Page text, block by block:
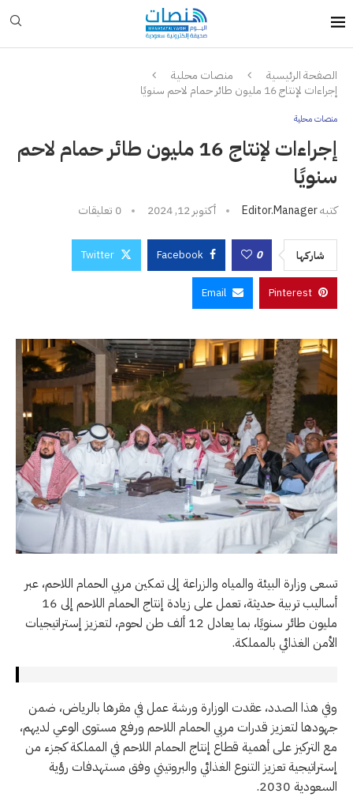
الصفحة الرئيسية
منصات محلية
إجراءات لإنتاج 16 مليون طائر حمام لاحم سنويًا
منصات محلية
إجراءات لإنتاج 16 مليون طائر حمام لاحم
سنويًا
كتبهEditor.manager أكتوبر 12, 2024 0 تعليقات
شاركها 0
Facebook
Twitter
Pinterest
Email
تسعى وزارة البيئة والمياه والزراعة إلى تمكين مربي الحمام اللاحم، عبر
أساليب تربية حديثة، تعمل على زيادة إنتاج الحمام اللاحم إلى 16
مليون طائر سنويًا، بما يعادل 12 ألف طن لحوم، لتعزيز إستراتيجيات
الأمن الغذائي بالمملكة.
وفي هذا الصدد، عقدت الوزارة ورشة عمل في مقرها بالرياض، ضمن
جهودها لتعزيز قدرات مربي الحمام اللاحم ورفع مستوى الوعي لديهم،
مع التركيز على أهمية قطاع إنتاج الحمام اللاحم في المملكة كجزء من
إستراتيجية تعزيز التنوع الغذائي والبروتيني وفق مستهدفات رؤية
السعودية 2030.